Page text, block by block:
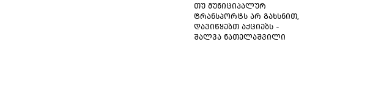
თუ მუნიციპალურ
ტრანსპორტს არ გახსნით,
დავიწყებთ აქციებს -
შალვა ნათელაშვილი